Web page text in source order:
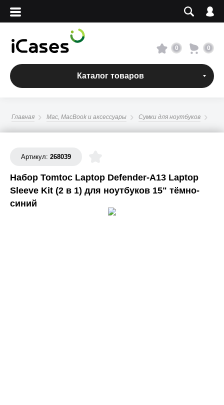
Вход
Сервисный центр
О магазине
Вакансии
+7 495 960-31-54
+7 800 500-31-47
0 0
Каталог товаров
Главная Mac, MacBook и аксессуары Сумки для ноутбуков
Артикул: 268039
Набор Tomtoc Laptop Defender-A13 Laptop
Sleeve Kit (2 в 1) для ноутбуков 15" тёмно-
синий